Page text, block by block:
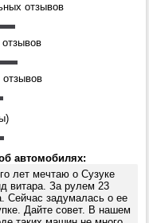
отзывов
отзывов
автомобилях:
лет мечтаю о Сузуке
витара. За рулем 23
Сейчас задумалась о ее
Дайте совет. В нашем